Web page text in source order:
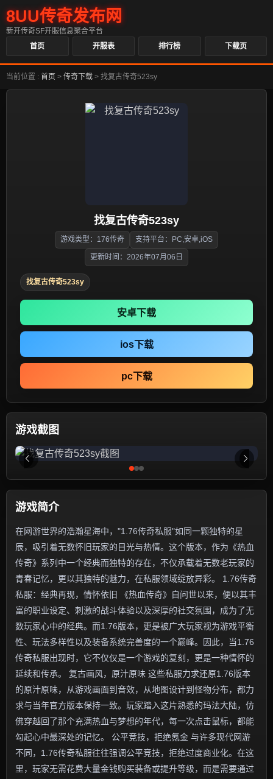
8UU传奇发布网
新开传奇SF开服信息聚合平台
首页
开服表 排行榜 下载页
当前位置 : 首页 > 传奇下载 > 找复古传奇523sy
找复古传奇523sy
游戏类型：176传奇 支持平台：PC,安卓,iOS
更新时间：2026年07月06日
找复古传奇523sy
安卓下载
ios下载
pc下载
游戏截图
游戏简介
在网游世界的浩瀚星海中，"1.76传奇私服"如同一颗独特的星
辰，吸引着无数怀旧玩家的目光与热情。这个版本，作为《热血
传奇》系列中一个经典而独特的存在，不仅承载着无数老玩家的
青春记忆，更以其独特的魅力，在私服领域绽放异彩。 1.76传奇
私服：经典再现，情怀依旧 《热血传奇》自问世以来，便以其丰
富的职业设定、刺激的战斗体验以及深厚的社交氛围，成为了无
数玩家心中的经典。而1.76版本，更是被广大玩家视为游戏平衡
性、玩法多样性以及装备系统完善度的一个巅峰。因此，当1.76
传奇私服出现时，它不仅仅是一个游戏的复刻，更是一种情怀的
延续和传承。 复古画风，原汁原味 这些私服力求还原1.76版本
的原汁原味，从游戏画面到音效，从地图设计到怪物分布，都力
求与当年官方版本保持一致。玩家踏入这片熟悉的玛法大陆，仿
佛穿越回了那个充满热血与梦想的年代，每一次点击鼠标，都能
勾起心中最深处的记忆。 公平竞技，拒绝氪金 与许多现代网游
不同，1.76传奇私服往往强调公平竞技，拒绝过度商业化。在这
里，玩家无需花费大量金钱购买装备或提升等级，而是需要通过